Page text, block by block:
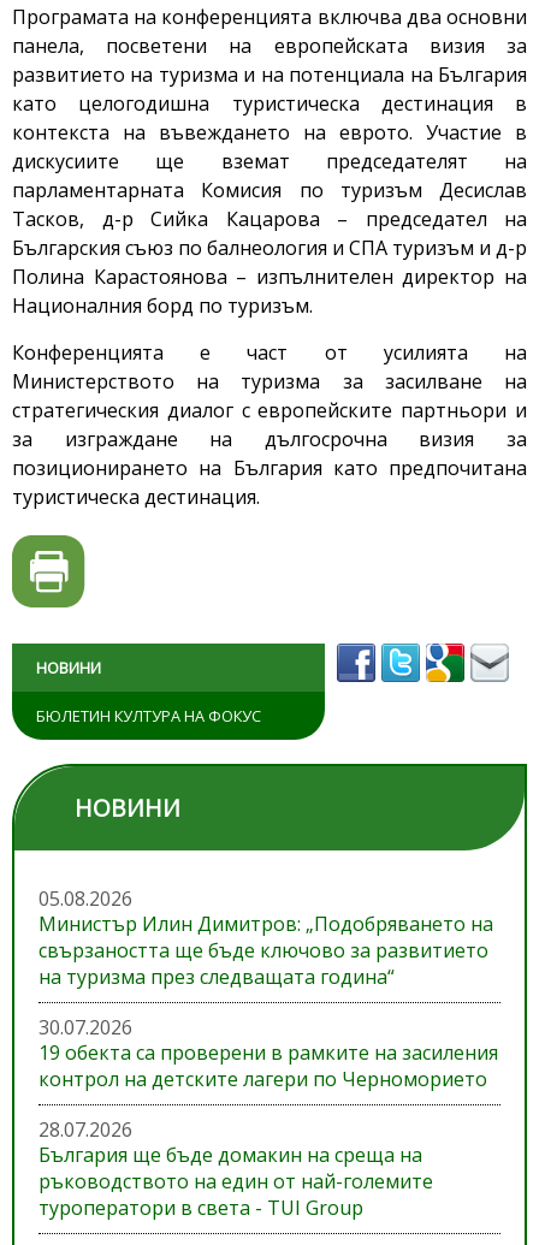
Програмата на конференцията включва два основни
панела, посветени на европейската визия за
развитието на туризма и на потенциала на България
като целогодишна туристическа дестинация в
контекста на въвеждането на еврото. Участие в
дискусиите ще вземат председателят на
парламентарната Комисия по туризъм Десислав
Тасков, д-р Сийка Кацарова – председател на
Българския съюз по балнеология и СПА туризъм и д-р
Полина Карастоянова – изпълнителен директор на
Националния борд по туризъм.
Конференцията е част от усилията на
Министерството на туризма за засилване на
стратегическия диалог с европейските партньори и
за изграждане на дългосрочна визия за
позиционирането на България като предпочитана
туристическа дестинация.
НОВИНИ
БЮЛЕТИН КУЛТУРА НА ФОКУС
НОВИНИ
05.08.2026
Министър Илин Димитров: „Подобряването на
свързаността ще бъде ключово за развитието
на туризма през следващата година“
30.07.2026
19 обекта са проверени в рамките на засиления
контрол на детските лагери по Черноморието
28.07.2026
България ще бъде домакин на среща на
ръководството на един от най-големите
туроператори в света - TUI Group